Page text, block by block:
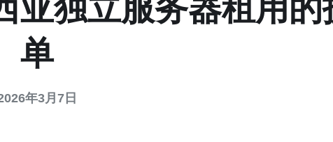
亚独立服务器租用
单
年3月7日